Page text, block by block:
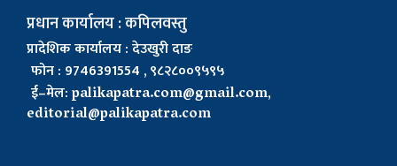
प्रधान कार्यालय : कपिलवस्तु
प्रादेशिक कार्यालय : देउखुरी दाङ
फोन : 9746391554 , ९८२८००९५९५
ई–मेल:palikapatra.com@gmail.com,
editorial@palikapatra.com